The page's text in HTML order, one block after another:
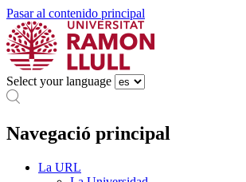
Pasar al contenido principal
Select your language
Navegació principal
La URL